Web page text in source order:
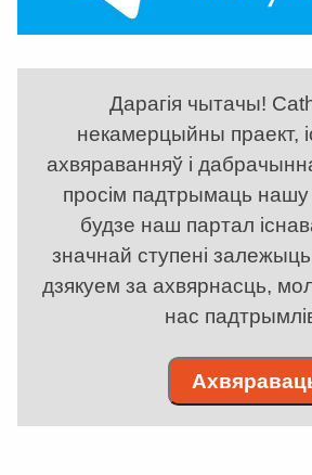
Дарагія чытачы!
некамерцыйны праект,
ахвяраванняў і
просім падтрымаць нашу
будзе наш партал
значнай ступені
дзякуем за ахвярнасць,
нас